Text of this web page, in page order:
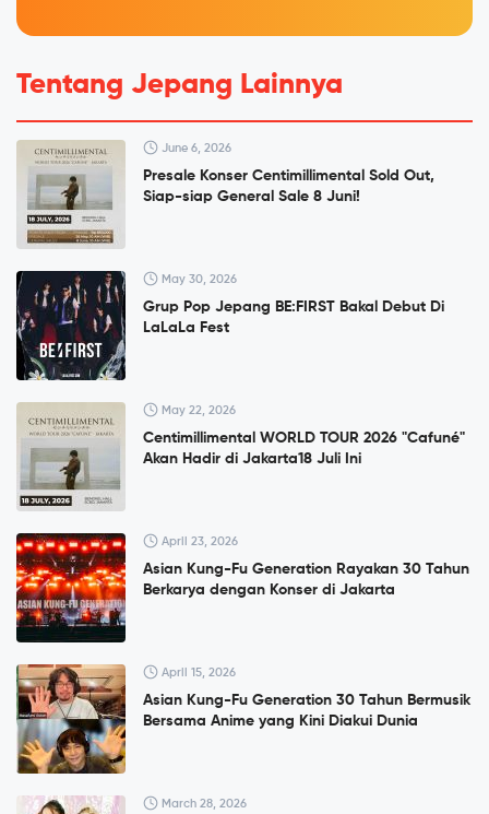
Tentang Jepang Lainnya
June 6, 2026
Presale Konser Centimillimental Sold Out,
Siap-siap General Sale 8 Juni!
May 30, 2026
Grup Pop Jepang BE:FIRST Bakal Debut Di
LaLaLa Fest
May 22, 2026
Centimillimental WORLD TOUR 2026 "Cafuné"
Akan Hadir di Jakarta18 Juli Ini
April 23, 2026
Asian Kung-Fu Generation Rayakan 30 Tahun
Berkarya dengan Konser di Jakarta
April 15, 2026
Asian Kung-Fu Generation 30 Tahun Bermusik
Bersama Anime yang Kini Diakui Dunia
March 28, 2026